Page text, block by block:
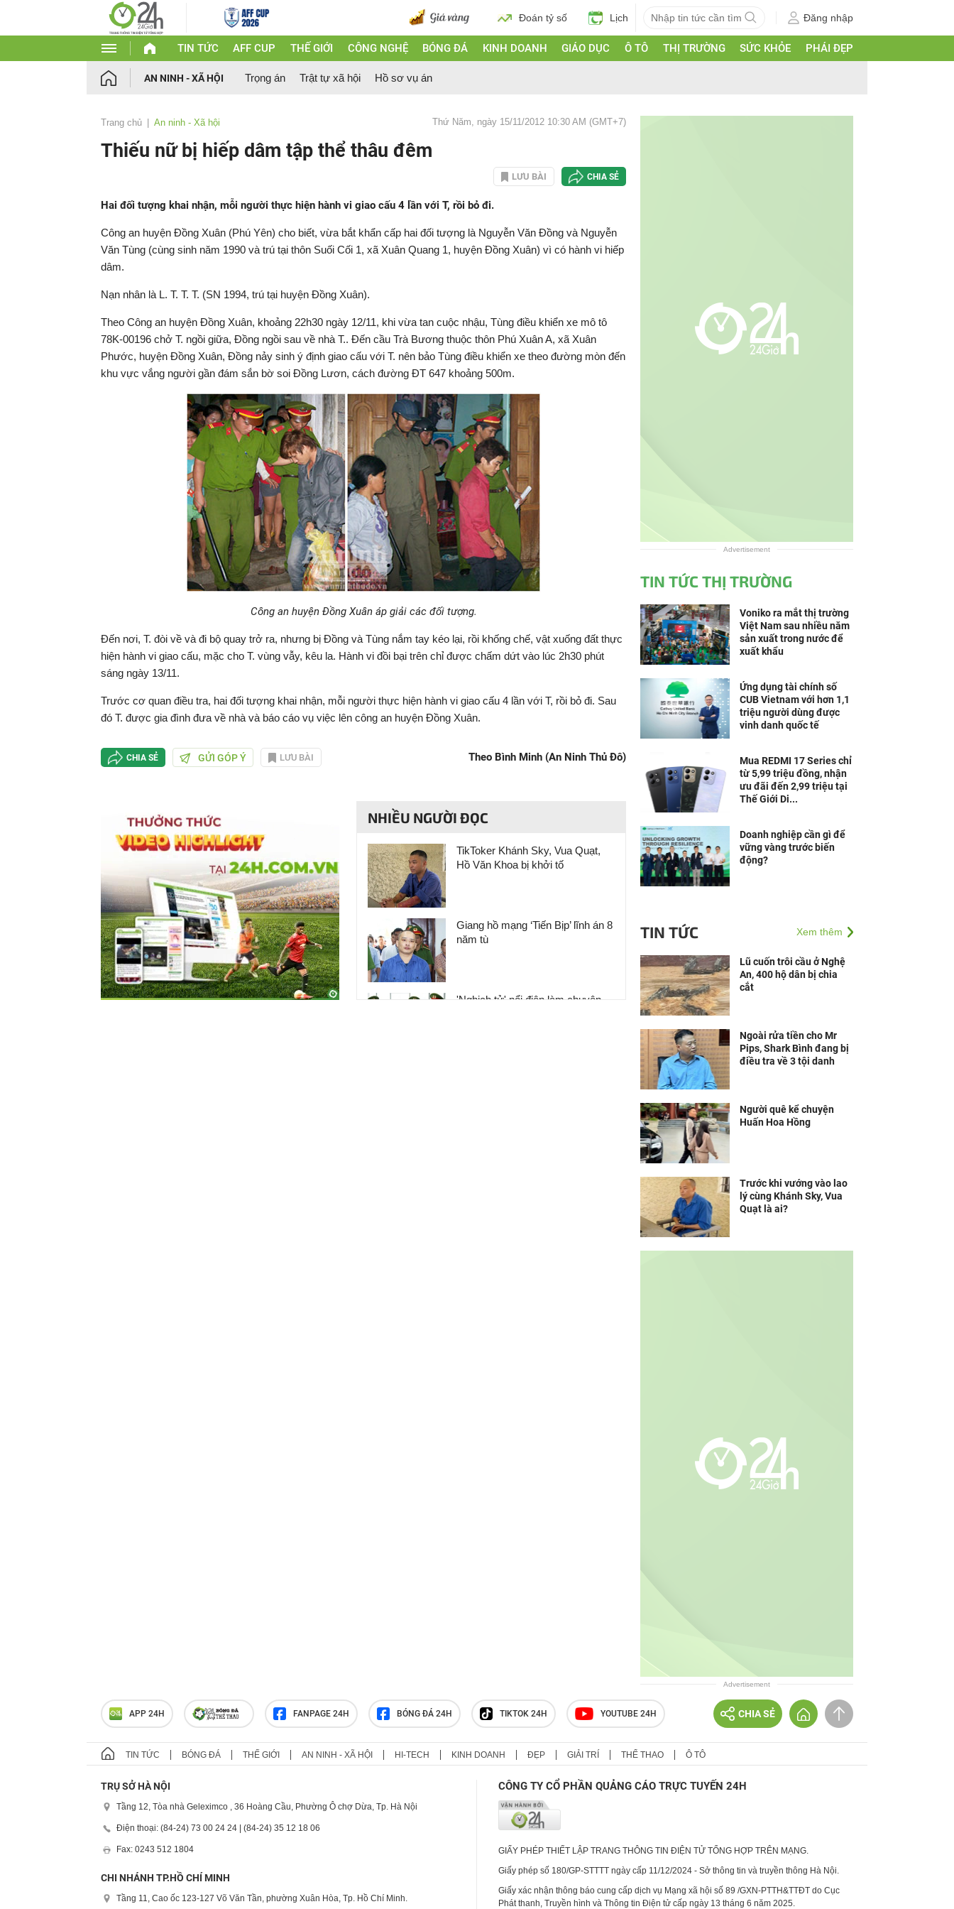
Đoán tỷ số Lịch Đăng nhập
TIN TỨC AFF CUP THẾ GIỚI CÔNG NGHỆ BÓNG ĐÁ KINH DOANH GIÁO DỤC Ô TÔ THỊ TRƯỜNG SỨC KHỎE PHÁI ĐẸP
AN NINH - XÃ HỘI Trọng án Trật tự xã hội Hồ sơ vụ án
Trang chủ An ninh - Xã hội Thứ Năm, ngày 15/11/2012 10:30 AM (GMT+7)
Thiếu nữ bị hiếp dâm tập thể thâu đêm
LƯU BÀI CHIA SẺ
Hai đối tượng khai nhận, mỗi người thực hiện hành vi giao cấu 4 lần với T, rồi bỏ đi.
Công an huyện Đồng Xuân (Phú Yên) cho biết, vừa bắt khẩn cấp hai đối tượng là Nguyễn Văn Đồng và Nguyễn
Văn Tùng (cùng sinh năm 1990 và trú tại thôn Suối Cối 1, xã Xuân Quang 1, huyện Đồng Xuân) vì có hành vi hiếp
dâm.
Nạn nhân là L. T. T. T. (SN 1994, trú tại huyện Đồng Xuân).
Theo Công an huyện Đồng Xuân, khoảng 22h30 ngày 12/11, khi vừa tan cuộc nhậu, Tùng điều khiển xe mô tô
78K-00196 chở T. ngồi giữa, Đồng ngồi sau về nhà T.. Đến cầu Trà Bương thuộc thôn Phú Xuân A, xã Xuân
Phước, huyện Đồng Xuân, Đồng nảy sinh ý định giao cấu với T. nên bảo Tùng điều khiển xe theo đường mòn đến
khu vực vắng người gần đám sắn bờ soi Đồng Lươn, cách đường ĐT 647 khoảng 500m.
Công an huyện Đồng Xuân áp giải các đối tượng.
Đến nơi, T. đòi về và đi bộ quay trở ra, nhưng bị Đồng và Tùng nắm tay kéo lại, rồi khống chế, vật xuống đất thực
hiện hành vi giao cấu, mặc cho T. vùng vẫy, kêu la. Hành vi đồi bại trên chỉ được chấm dứt vào lúc 2h30 phút
sáng ngày 13/11.
Trước cơ quan điều tra, hai đối tượng khai nhận, mỗi người thực hiện hành vi giao cấu 4 lần với T, rồi bỏ đi. Sau
đó T. được gia đình đưa về nhà và báo cáo vụ việc lên công an huyện Đồng Xuân.
CHIA SẺ GỬI GÓP Ý LƯU BÀI Theo Bình Minh (An Ninh Thủ Đô)
NHIỀU NGƯỜI ĐỌC
TikToker Khánh Sky, Vua Quạt,
Hồ Văn Khoa bị khởi tố
Giang hồ mạng ‘Tiến Bịp’ lĩnh án 8
năm tù
'Nghịch tử' nổi điên làm chuyện
Advertisement
TIN TỨC THỊ TRƯỜNG
Voniko ra mắt thị trường
Việt Nam sau nhiều năm
sản xuất trong nước để
xuất khẩu
Ứng dụng tài chính số
CUB Vietnam với hơn 1,1
triệu người dùng được
vinh danh quốc tế
Mua REDMI 17 Series chỉ
từ 5,99 triệu đồng, nhận
ưu đãi đến 2,99 triệu tại
Thế Giới Di...
Doanh nghiệp cần gì để
vững vàng trước biến
động?
TIN TỨC Xem thêm
Lũ cuốn trôi cầu ở Nghệ
An, 400 hộ dân bị chia
cắt
Ngoài rửa tiền cho Mr
Pips, Shark Bình đang bị
điều tra về 3 tội danh
Người quê kể chuyện
Huấn Hoa Hồng
Trước khi vướng vào lao
lý cùng Khánh Sky, Vua
Quạt là ai?
Advertisement
APP 24H FANPAGE 24H BÓNG ĐÁ 24H TIKTOK 24H YOUTUBE 24H CHIA SẺ
TIN TỨC BÓNG ĐÁ THẾ GIỚI AN NINH - XÃ HỘI HI-TECH KINH DOANH ĐẸP GIẢI TRÍ THỂ THAO Ô TÔ
TRỤ SỞ HÀ NỘI
Tầng 12, Tòa nhà Geleximco , 36 Hoàng Cầu, Phường Ô chợ Dừa, Tp. Hà Nội
Điện thoại: (84-24) 73 00 24 24 | (84-24) 35 12 18 06
Fax: 0243 512 1804
CHI NHÁNH TP.HỒ CHÍ MINH
Tầng 11, Cao ốc 123-127 Võ Văn Tần, phường Xuân Hòa, Tp. Hồ Chí Minh.
CÔNG TY CỔ PHẦN QUẢNG CÁO TRỰC TUYẾN 24H
GIẤY PHÉP THIẾT LẬP TRANG THÔNG TIN ĐIỆN TỬ TỔNG HỢP TRÊN MẠNG.
Giấy phép số 180/GP-STTTT ngày cấp 11/12/2024 - Sở thông tin và truyền thông Hà Nội.
Giấy xác nhận thông báo cung cấp dịch vụ Mạng xã hội số 89 /GXN-PTTH&TTĐT do Cục
Phát thanh, Truyền hình và Thông tin Điện tử cấp ngày 13 tháng 6 năm 2025.